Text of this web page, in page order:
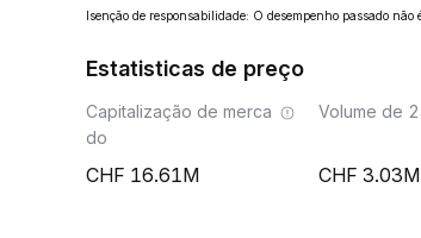
Isenção de responsabilidade: O desempenho passado
Estatisticas de preço
Capitalização de merca
do
16.61M
Volume de
3.03M